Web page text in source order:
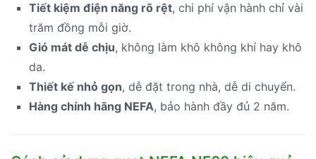
Tiết kiệm điện năng rõ rệt, chi phí vận hành chỉ vài
trăm đồng mỗi giờ.
Gió mát dễ chịu, không làm khô không khí hay khô
da.
Thiết kế nhỏ gọn, dễ đặt trong nhà, dễ di chuyển.
Hàng chính hãng NEFA, bảo hành đầy đủ 2 năm.